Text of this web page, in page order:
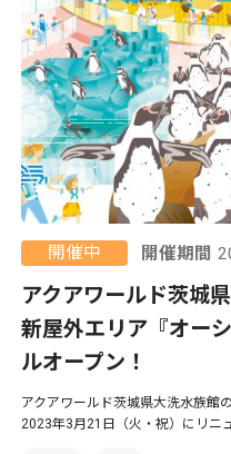
開催中 開催期間
アクアワールド茨城
新屋外エリア『オー
ルオープン！
アクアワールド茨城県大洗水族館
2023年3月21日（火・祝）にリニ